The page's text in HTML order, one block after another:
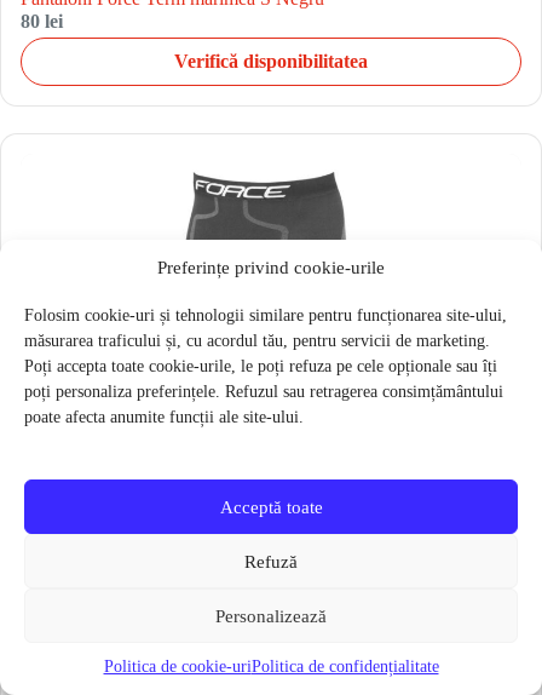
Preferințe privind cookie-urile
Folosim cookie-uri și tehnologii similare pentru funcționarea site-ului,
măsurarea traficului și, cu acordul tău, pentru servicii de marketing.
Poți accepta toate cookie-urile, le poți refuza pe cele opționale sau îți
poți personaliza preferințele. Refuzul sau retragerea consimțământului
poate afecta anumite funcții ale site-ului.
Acceptă toate
Refuză
Personalizează
Politica de cookie-uriPolitica de confidențialitate
80 lei
Verifică disponibilitatea
Pantaloni functionali Force Frost marime L-XL Negru